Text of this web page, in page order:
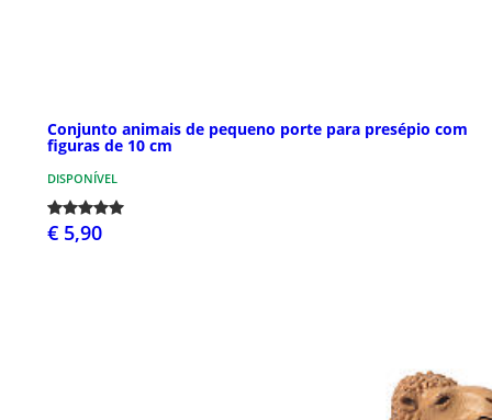
Conjunto animais de pequeno porte para presépio com
figuras de 10 cm
DISPONÍVEL
€ 5,90